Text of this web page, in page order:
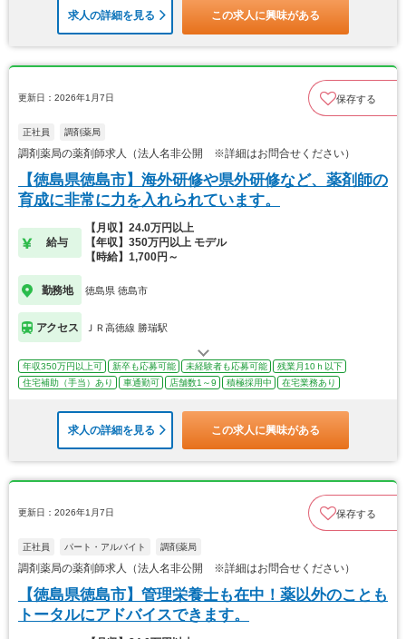
求人の詳細を見る この求人に興味がある
更新日：2026年1月7日 保存する
正社員 調剤薬局
調剤薬局の薬剤師求人（法人名非公開 ※詳細はお問合せください）
【徳島県徳島市】海外研修や県外研修など、薬剤師の
育成に非常に力を入れられています。
給与
【月収】24.0万円以上
【年収】350万円以上 モデル
【時給】1,700円～
勤務地 徳島県 徳島市
アクセス ＪＲ高徳線 勝瑞駅
年収350万円以上可 新卒も応募可能 未経験者も応募可能
残業月10ｈ以下
住宅補助（手当）あり
車通勤可 店舗数1～9 積極採用中 在宅業務あり
求人の詳細を見る この求人に興味がある
更新日：2026年1月7日 保存する
正社員 パート・アルバイト 調剤薬局
調剤薬局の薬剤師求人（法人名非公開 ※詳細はお問合せください）
【徳島県徳島市】管理栄養士も在中！薬以外のことも
トータルにアドバイスできます。